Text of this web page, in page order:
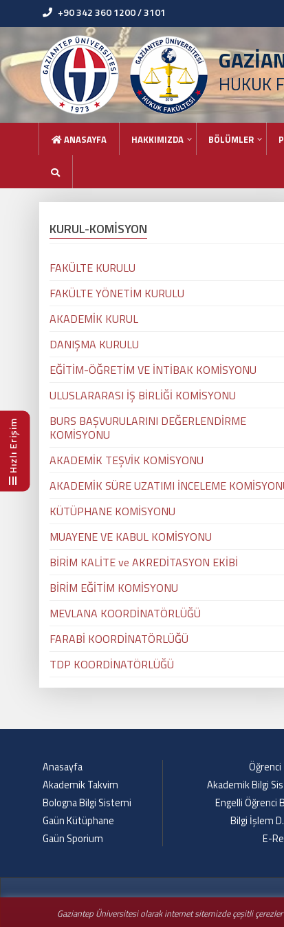
Hızlı Erişim
+90 342 360 1200 / 3101
HUKUK
ANASAYFA HAKKIMIZDA BÖLÜMLER
Gaziantep Üniversitesi olarak internet sitemizde çeşitli
KURUL-KOMİSYON
FAKÜLTE KURULU
FAKÜLTE YÖNETİM KURULU
AKADEMİK KURUL
DANIŞMA KURULU
EĞİTİM-ÖĞRETİM VE İNTİBAK KOMİSYONU
ULUSLARARASI İŞ BİRLİĞİ KOMİSYONU
BURS BAŞVURULARINI DEĞERLENDİRME
KOMİSYONU
AKADEMİK TEŞVİK KOMİSYONU
AKADEMİK SÜRE UZATIMI İNCELEME
KÜTÜPHANE KOMİSYONU
MUAYENE VE KABUL KOMİSYONU
BİRİM KALİTE ve AKREDİTASYON EKİBİ
BİRİM EĞİTİM KOMİSYONU
MEVLANA KOORDİNATÖRLÜĞÜ
FARABİ KOORDİNATÖRLÜĞÜ
TDP KOORDİNATÖRLÜĞÜ
Anasayfa
Akademik Takvim
Bologna Bilgi Sistemi
Gaün Kütüphane
Gaün Sporium
Akademik Bilgi
Engelli Öğrenci
Bilgi İşlem
E-